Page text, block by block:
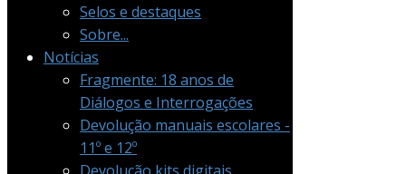
Selos e destaques
Sobre...
Notícias
Fragmente: 18 anos de
Diálogos e Interrogações
Devolução manuais escolares -
11º e 12º